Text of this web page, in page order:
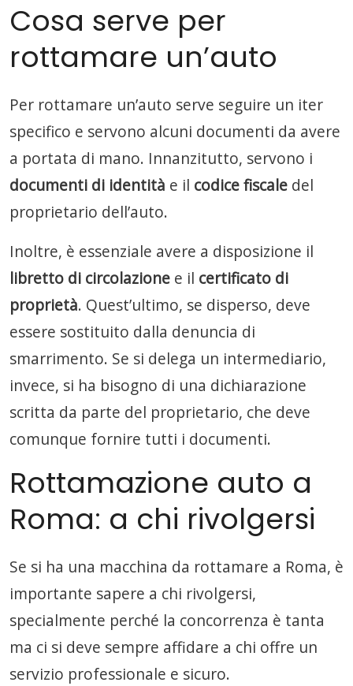
Cosa serve per
rottamare un’auto
Per rottamare un’auto serve seguire un iter
specifico e servono alcuni documenti da avere
a portata di mano. Innanzitutto, servono i
documenti di identità e il codice fiscale del
proprietario dell’auto.
Inoltre, è essenziale avere a disposizione il
libretto di circolazione e il certificato di
proprietà. Quest’ultimo, se disperso, deve
essere sostituito dalla denuncia di
smarrimento. Se si delega un intermediario,
invece, si ha bisogno di una dichiarazione
scritta da parte del proprietario, che deve
comunque fornire tutti i documenti.
Rottamazione auto a
Roma: a chi rivolgersi
Se si ha una macchina da rottamare a Roma, è
importante sapere a chi rivolgersi,
specialmente perché la concorrenza è tanta
ma ci si deve sempre affidare a chi offre un
servizio professionale e sicuro.